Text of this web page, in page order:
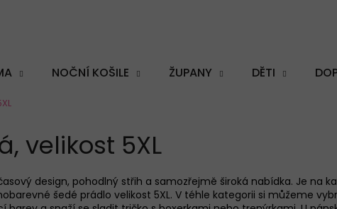
NOČNÍ KOŠILE ŽUPANY DĚTI
velikost 5XL
design, pohodlný střih a samozřejmě široká nabídka. Je na
šedé prádlo velikost 5XL. V téhle kategorii si můžeme
Co potřebujete najít?
HLEDAT